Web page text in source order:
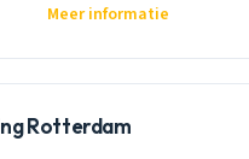
Meer informatie
Rotterdam